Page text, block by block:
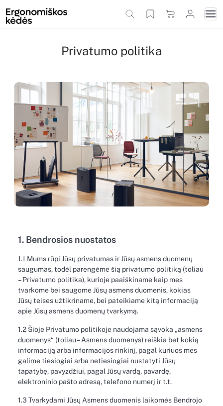
Privatumo politika
1. Bendrosios nuostatos
1.1 Mums rūpi Jūsų privatumas ir Jūsų asmens duomenų
saugumas, todėl parengėme šią privatumo politiką (toliau
– Privatumo politika), kurioje paaiškiname kaip mes
tvarkome bei saugome Jūsų asmens duomenis, kokias
Jūsų teises užtikriname, bei pateikiame kitą informaciją
apie Jūsų asmens duomenų tvarkymą.
1.2 Šioje Privatumo politikoje naudojama sąvoka „asmens
duomenys“ (toliau – Asmens duomenys) reiškia bet kokią
informaciją arba informacijos rinkinį, pagal kuriuos mes
galime tiesiogiai arba netiesiogiai nustatyti Jūsų
tapatybę, pavyzdžiui, pagal Jūsų vardą, pavardę,
elektroninio pašto adresą, telefono numerį ir t.t.
1.3 Tvarkydami Jūsų Asmens duomenis laikomės Bendrojo